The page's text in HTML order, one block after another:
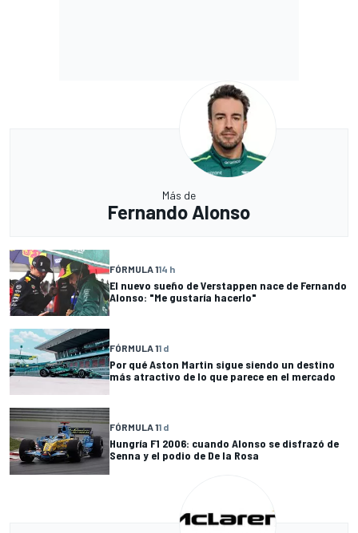
Más de
Fernando Alonso
FÓRMULA 114 h
El nuevo sueño de Verstappen nace de Fernando
Alonso: "Me gustaría hacerlo"
FÓRMULA 11 d
Por qué Aston Martin sigue siendo un destino
más atractivo de lo que parece en el mercado
FÓRMULA 11 d
Hungría F1 2006: cuando Alonso se disfrazó de
Senna y el podio de De la Rosa